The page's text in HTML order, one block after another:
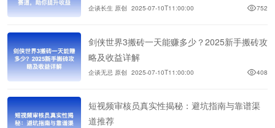
企谈长生 原创 2025-07-10T11:00:00 752
剑侠世界3搬砖一天能赚多少？2025新手搬砖攻
略及收益详解
企谈无忌 原创 2025-07-10T11:00:00 408
短视频审核员真实性揭秘：避坑指南与靠谱渠
道推荐